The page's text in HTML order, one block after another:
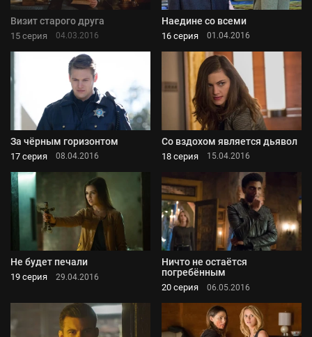
Визит старого друга
15 серия 04.03.2016
Наедине со всеми
16 серия 01.04.2016
За чёрным горизонтом
17 серия 08.04.2016
Со вздохом является дьявол
18 серия 15.04.2016
Не будет печали
19 серия 29.04.2016
Ничто не остаётся
погребённым
20 серия 06.05.2016